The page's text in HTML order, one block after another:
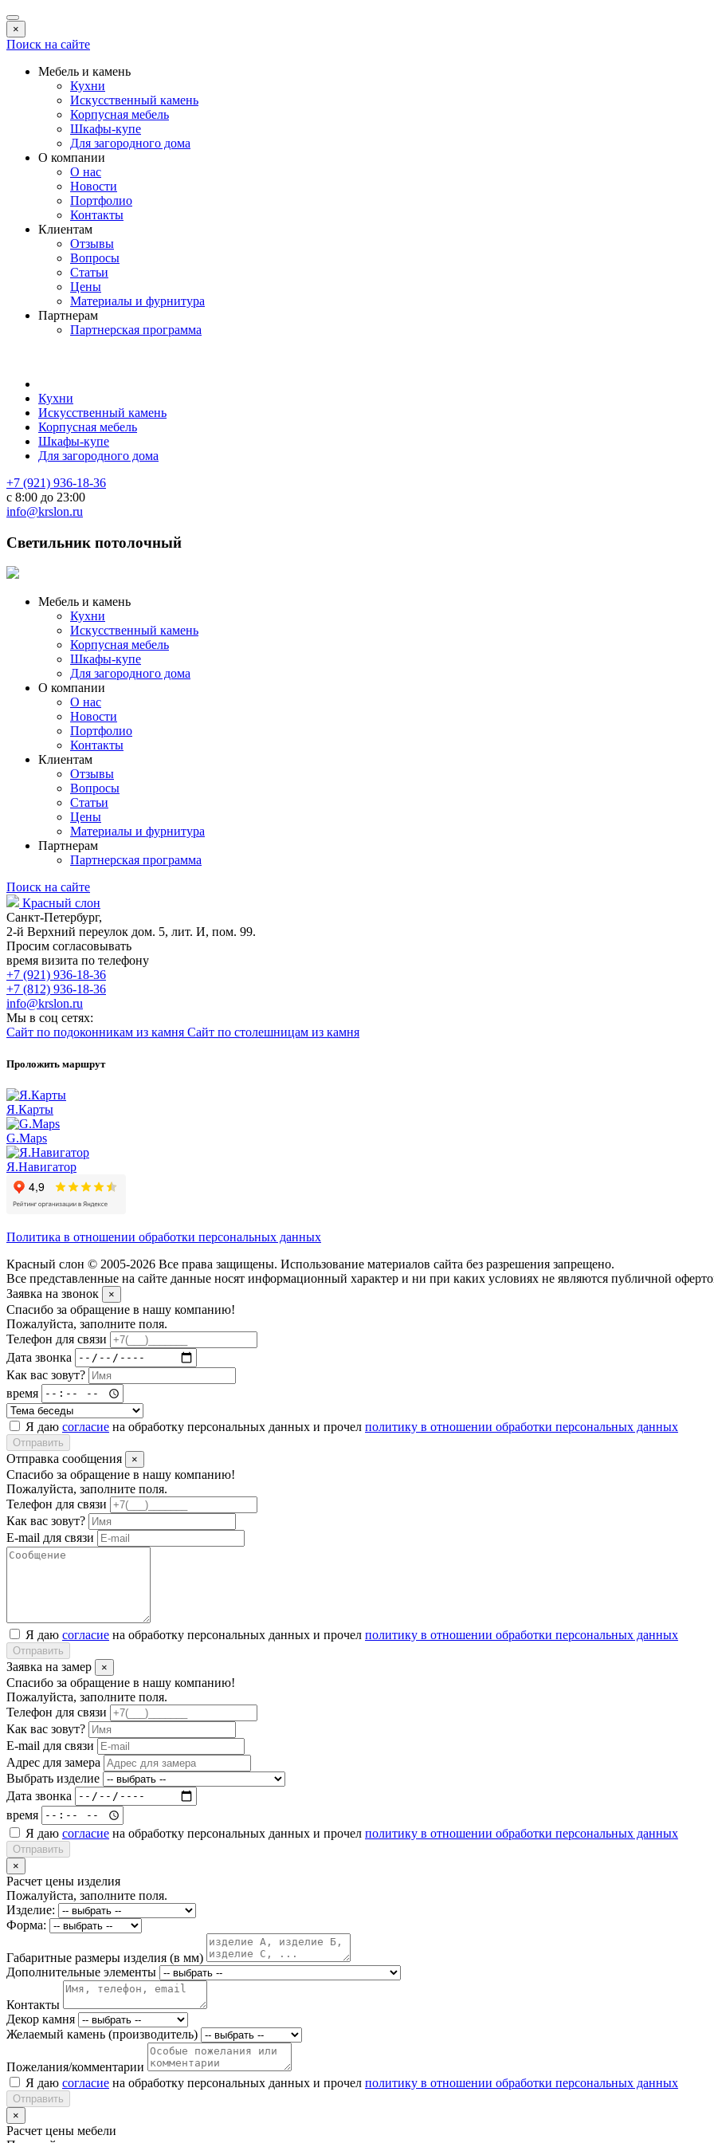
×
Поиск на сайте
Мебель и камень
Кухни
Искусственный камень
Корпусная мебель
Шкафы-купе
Для загородного дома
О компании
О нас
Новости
Портфолио
Контакты
Клиентам
Отзывы
Вопросы
Статьи
Цены
Материалы и фурнитура
Партнерам
Партнерская программа
Кухни
Искусственный камень
Корпусная мебель
Шкафы-купе
Для загородного дома
+7 (921) 936-18-36
с 8:00 до 23:00
info@krslon.ru
Светильник потолочный
Мебель и камень
Кухни
Искусственный камень
Корпусная мебель
Шкафы-купе
Для загородного дома
О компании
О нас
Новости
Портфолио
Контакты
Клиентам
Отзывы
Вопросы
Статьи
Цены
Материалы и фурнитура
Партнерам
Партнерская программа
Поиск на сайте
Красный слон
Санкт-Петербург,
2-й Верхний переулок дом. 5, лит. И, пом. 99.
Просим согласовывать
время визита по телефону
+7 (921) 936-18-36
+7 (812) 936-18-36
info@krslon.ru
Мы в соц сетях:
Сайт по подоконникам из камня Сайт по столешницам из камня
Проложить маршрут
Я.Карты
G.Maps
Я.Навигатор
Политика в отношении обработки персональных данных
Красный слон © 2005-2026 Все права защищены. Использование материалов сайта без разрешения запрещено.
Все представленные на сайте данные носят информационный характер и ни при каких условиях не являются публичной
Заявка на звонок
×
Спасибо за обращение в нашу компанию!
Пожалуйста, заполните поля.
Телефон для связи
Дата звонка
Как вас зовут?
время
Я даю согласие на обработку персональных данных и прочел политику в отношении обработки персональных данных
Отправить
Отправка сообщения ×
Спасибо за обращение в нашу компанию!
Пожалуйста, заполните поля.
Телефон для связи
Как вас зовут?
E-mail для связи
Я даю согласие на обработку персональных данных и прочел политику в отношении обработки персональных данных
Отправить
Заявка на замер ×
Спасибо за обращение в нашу компанию!
Пожалуйста, заполните поля.
Телефон для связи
Как вас зовут?
E-mail для связи
Адрес для замера
Выбрать изделие
Дата звонка
время
Я даю согласие на обработку персональных данных и прочел политику в отношении обработки персональных данных
Отправить
×
Расчет цены изделия
Пожалуйста, заполните поля.
Изделие:
Форма:
Габаритные размеры изделия (в мм)
Дополнительные элементы
Контакты
Декор камня
Желаемый камень (производитель)
Пожелания/комментарии
Я даю согласие на обработку персональных данных и прочел политику в отношении обработки персональных данных
Отправить
×
Расчет цены мебели